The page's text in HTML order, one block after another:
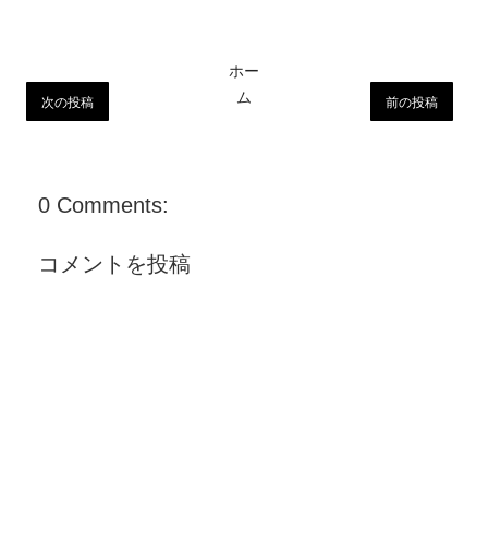
次の投稿 前の投稿
ホー
ム
0 Comments:
コメントを投稿